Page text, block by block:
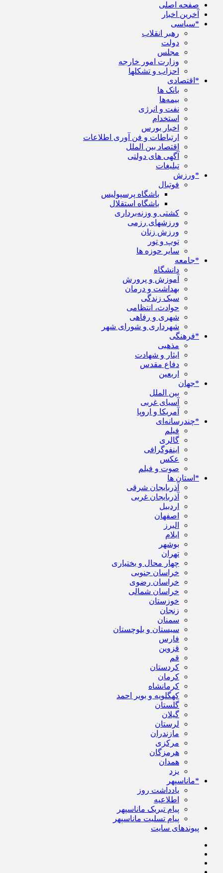
صفحه اصلی
آخرین اخبار
*سیاسی
رهبر انقلاب
دولت
مجلس
وزارت امور خارجه
احزاب و تشکلها
*اقتصادی
بانک ها
بیمه‌ها
نفت و انرژی
استخدام
اخبار بورس
ارتباطات و فن آوری اطلاعات
اقتصاد بین الملل
آگهی های دولتی
تبلیغات
*ورزش
فوتبال
باشگاه پرسپولیس
باشگاه استقلال
کشتی و وزنه‌برداری
ورزشهای رزمی
ورزش زنان
توپ و تور
سایر حوزه ها
*جامعه
دانشگاه
آموزش و پرورش
بهداشت و درمان
سبک زندگی
حوادث، انتظامی
شهری و رفاهی
شهرداری و شورای شهر
*فرهنگی
مذهبی
ایثار و شهادت
دفاع مقدس
اربعین
*جهان
بین الملل
آسیای غربی
آمریکا و اروپا
*چندرسانه‌ای
فیلم
گالری
اینفوگرافی
عکس
صوت و فیلم
*استان ها
آذربایجان شرقی
آذربایجان غربی
اردبیل
اصفهان
البرز
ایلام
بوشهر
تهران
چهار محال و بختیاری
خراسان جنوبی
خراسان رضوی
خراسان شمالی
خوزستان
زنجان
سمنان
سیستان و بلوچستان
فارس
قزوین
قم
کردستان
کرمان
کرمانشاه
کهگلویه و بویر احمد
گلستان
گیلان
لرستان
مازندران
مرکزی
هرمزگان
همدان
یزد
*ماناسپهر
یادداشت روز
اطلاعیه
پیام تبریک ماناسپهر
پیام تسلیت ماناسپهر
پیوندهای سایت